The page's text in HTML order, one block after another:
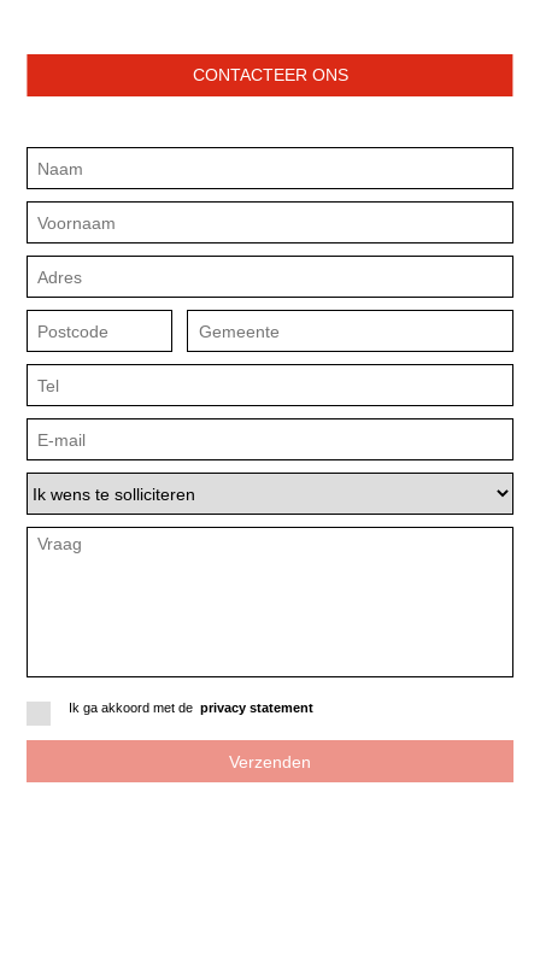
CONTACTEER ONS
Ik ga akkoord met deprivacy statement